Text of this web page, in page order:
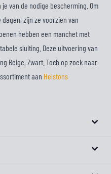
van de nodige bescherming. Om
zijn ze voorzien van
hebben een manchet met
sluiting. Deze uitvoering van
Beige, Zwart. Toch op zoek naar
aan Helstons